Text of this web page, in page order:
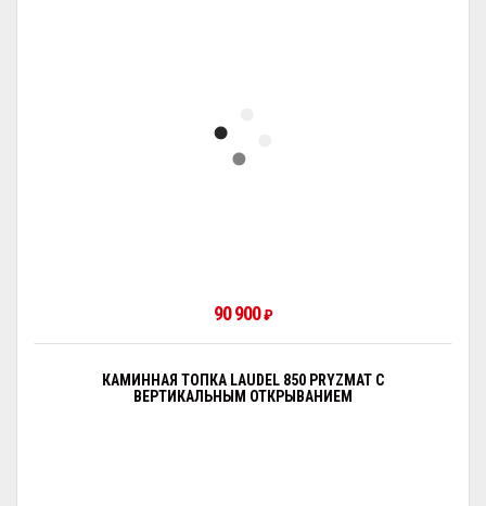
90 900₽
КАМИННАЯ ТОПКА LAUDEL 850 PRYZMAT С
ВЕРТИКАЛЬНЫМ ОТКРЫВАНИЕМ